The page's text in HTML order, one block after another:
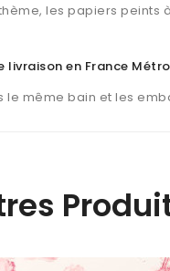
les papiers peints
livraison en France
même bain et les